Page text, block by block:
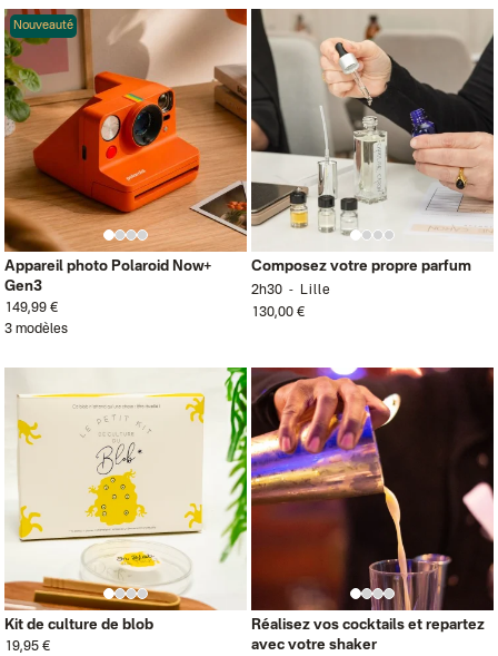
Nouveauté
Appareil photo Polaroid Now+
Gen3
149,99 €
3 modèles
Composez votre propre parfum
2h30
Lille
130,00 €
Kit de culture de blob
19,95 €
Réalisez vos cocktails et repartez
avec votre shaker